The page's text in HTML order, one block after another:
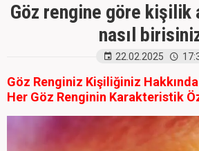
Göz rengine göre kişilik
nasıl
22.02.2025
Göz Renginiz Kişiliğiniz
Her Göz Renginin Karakteristik